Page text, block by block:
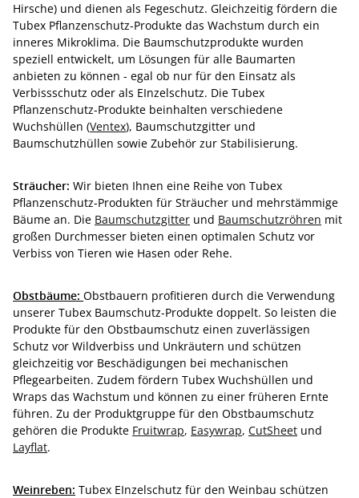
Hirsche) und dienen als Fegeschutz. Gleichzeitig fördern die
Tubex Pflanzenschutz-Produkte das Wachstum durch ein
inneres Mikroklima. Die Baumschutzprodukte wurden
speziell entwickelt, um Lösungen für alle Baumarten
anbieten zu können - egal ob nur für den Einsatz als
Verbissschutz oder als EInzelschutz. Die Tubex
Pflanzenschutz-Produkte beinhalten verschiedene
Wuchshüllen (Ventex), Baumschutzgitter und
Baumschutzhüllen sowie Zubehör zur Stabilisierung.
Sträucher: Wir bieten Ihnen eine Reihe von Tubex
Pflanzenschutz-Produkten für Sträucher und mehrstämmige
Bäume an. Die Baumschutzgitter und Baumschutzröhren mit
großen Durchmesser bieten einen optimalen Schutz vor
Verbiss von Tieren wie Hasen oder Rehe.
Obstbäume: Obstbauern profitieren durch die Verwendung
unserer Tubex Baumschutz-Produkte doppelt. So leisten die
Produkte für den Obstbaumschutz einen zuverlässigen
Schutz vor Wildverbiss und Unkräutern und schützen
gleichzeitig vor Beschädigungen bei mechanischen
Pflegearbeiten. Zudem fördern Tubex Wuchshüllen und
Wraps das Wachstum und können zu einer früheren Ernte
führen. Zu der Produktgruppe für den Obstbaumschutz
gehören die Produkte Fruitwrap, Easywrap, CutSheet und
Layflat.
Weinreben: Tubex EInzelschutz für den Weinbau schützen